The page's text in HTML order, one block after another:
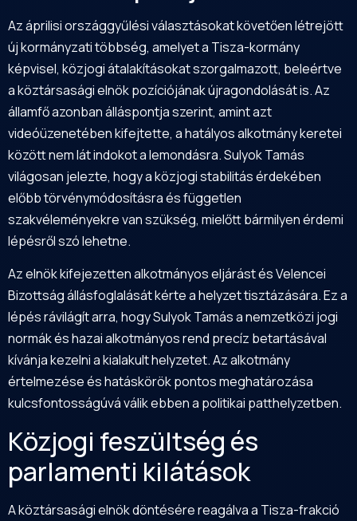
Az áprilisi országgyűlési választásokat követően létrejött
új kormányzati többség, amelyet a Tisza-kormány
képvisel, közjogi átalakításokat szorgalmazott, beleértve
a köztársasági elnök pozíciójának újragondolását is. Az
államfő azonban álláspontja szerint, amint azt
videóüzenetében kifejtette, a hatályos alkotmány keretei
között nem lát indokot a lemondásra. Sulyok Tamás
világosan jelezte, hogy a közjogi stabilitás érdekében
előbb törvénymódosításra és független
szakvéleményekre van szükség, mielőtt bármilyen érdemi
lépésről szó lehetne.
Az elnök kifejezetten alkotmányos eljárást és Velencei
Bizottság állásfoglalását kérte a helyzet tisztázására. Ez a
lépés rávilágít arra, hogy Sulyok Tamás a nemzetközi jogi
normák és hazai alkotmányos rend precíz betartásával
kívánja kezelni a kialakult helyzetet. Az alkotmány
értelmezése és hatáskörök pontos meghatározása
kulcsfontosságúvá válik ebben a politikai patthelyzetben.
Közjogi feszültség és
parlamenti kilátások
A köztársasági elnök döntésére reagálva a Tisza-frakció